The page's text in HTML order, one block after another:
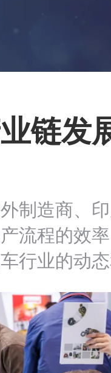
链发
制造商、
流程的效
行业的动态